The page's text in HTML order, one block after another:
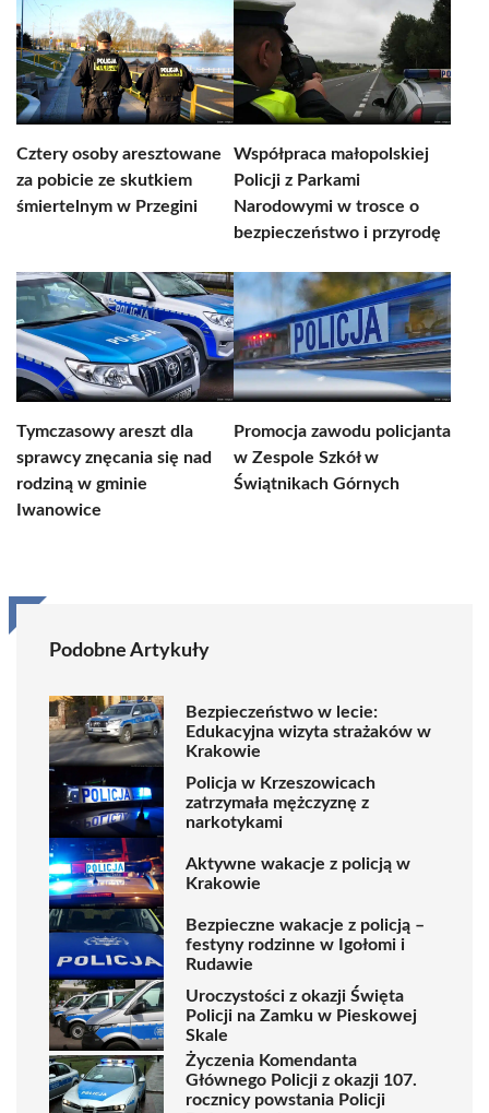
Cztery osoby aresztowane
za pobicie ze skutkiem
śmiertelnym w Przegini
Współpraca małopolskiej
Policji z Parkami
Narodowymi w trosce o
bezpieczeństwo i przyrodę
Tymczasowy areszt dla
sprawcy znęcania się nad
rodziną w gminie
Iwanowice
Promocja zawodu policjanta
w Zespole Szkół w
Świątnikach Górnych
Podobne Artykuły
Bezpieczeństwo w lecie:
Edukacyjna wizyta strażaków w
Krakowie
Policja w Krzeszowicach
zatrzymała mężczyznę z
narkotykami
Aktywne wakacje z policją w
Krakowie
Bezpieczne wakacje z policją –
festyny rodzinne w Igołomi i
Rudawie
Uroczystości z okazji Święta
Policji na Zamku w Pieskowej
Skale
Życzenia Komendanta
Głównego Policji z okazji 107.
rocznicy powstania Policji